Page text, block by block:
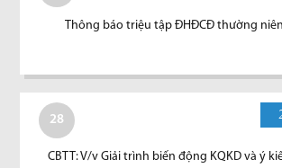
Thông báo triệu tập ĐHĐCĐ thường
28
CBTT: V/v Giải trình biến động KQKD và ý